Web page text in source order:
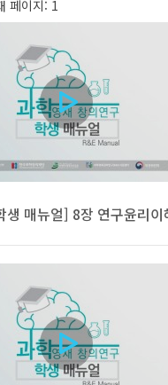
페이지: 1
생 매뉴얼] 8장 연구윤리이